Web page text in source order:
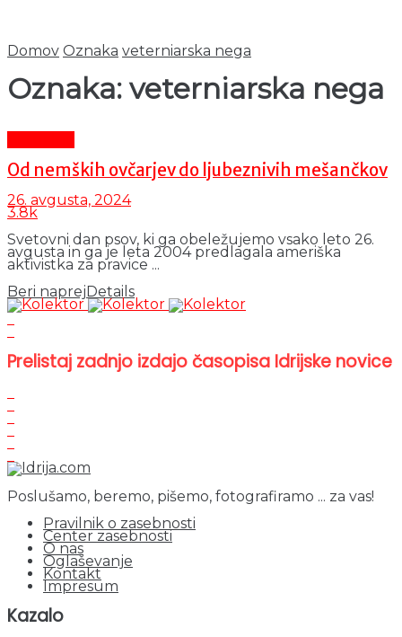
Domov Oznaka veterniarska nega
Oznaka: veterniarska nega
Od nemških ovčarjev do ljubeznivih mešančkov
26. avgusta, 2024
3.8k
Svetovni dan psov, ki ga obeležujemo vsako leto 26.
avgusta in ga je leta 2004 predlagala ameriška
aktivistka za pravice ...
Beri naprej Details
Prelistaj zadnjo izdajo časopisa Idrijske novice
Poslušamo, beremo, pišemo, fotografiramo ... za vas!
Pravilnik o zasebnosti
Center zasebnosti
O nas
Oglaševanje
Kontakt
Impresum
Kazalo